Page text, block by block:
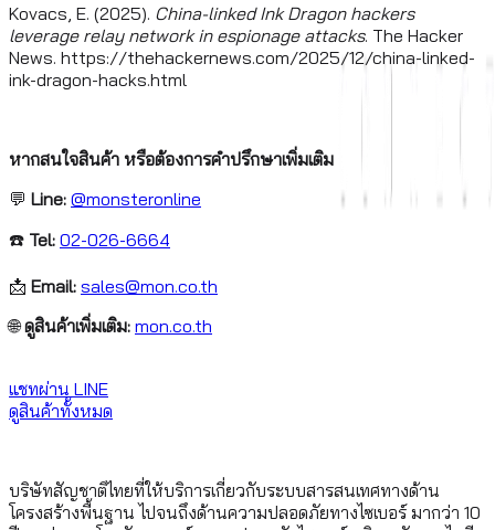
Kovacs, E. (2025). China-linked Ink Dragon hackers
leverage relay network in espionage attacks. The Hacker
News. https://thehackernews.com/2025/12/china-linked-
ink-dragon-hacks.html
หากสนใจสินค้า หรือต้องการคำปรึกษาเพิ่มเติม
💬 Line: @monsteronline
☎️ Tel: 02-026-6664
📩 Email: sales@mon.co.th
🌐ดูสินค้าเพิ่มเติม: mon.co.th
แชทผ่าน LINE
ดูสินค้าทั้งหมด
บริษัทสัญชาติไทยที่ให้บริการเกี่ยวกับระบบสารสนเทศทางด้าน
โครงสร้างพื้นฐาน ไปจนถึงด้านความปลอดภัยทางไซเบอร์ มากว่า 10